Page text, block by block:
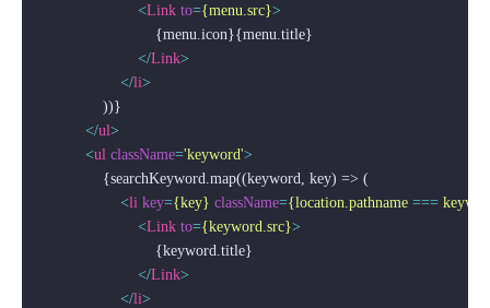
<Link to={menu.src}>
                            {menu.icon}{menu.title}
</Link>
</li>
                ))}
</ul>
<ul className='keyword'>
                {searchKeyword.map((keyword, key) => (
<li key={key} className={location.pathname ===
<Link to={keyword.src}>
                            {keyword.title}
</Link>
</li>